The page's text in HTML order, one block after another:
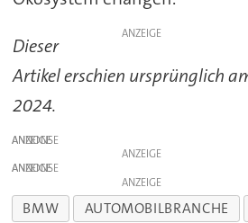
ANZEIGE
Dieser
Artikel erschien ursprünglich
2024.
ANZEIGE
ANZEIGE
ANZEIGE
ANZEIGE
BMW AUTOMOBILBRANCHE